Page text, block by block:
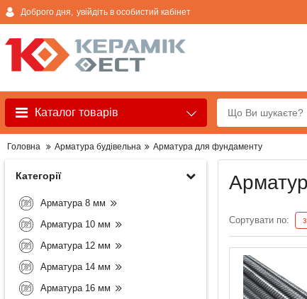
Доброго дня, увійдіть в особистий кабінет
Каталог товарів
Головна Арматура будівельна Арматура для фундаменту
Категорії
Арматура 8 мм
Арматура 10 мм
Арматура 12 мм
Арматура 14 мм
Арматура 16 мм
Сортувати по: